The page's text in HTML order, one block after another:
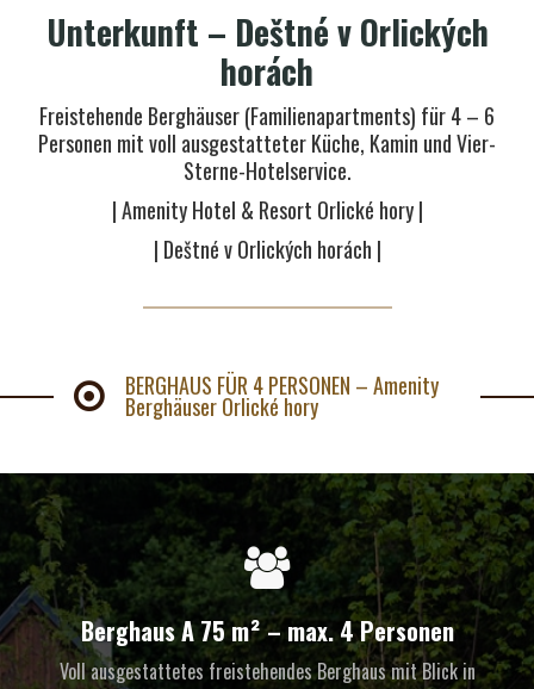
Unterkunft – Deštné v Orlických
horách
Freistehende Berghäuser (Familienapartments) für 4 – 6
Personen mit voll ausgestatteter Küche, Kamin und Vier-
Sterne-Hotelservice.
| Amenity Hotel & Resort Orlické hory |
| Deštné v Orlických horách |
BERGHAUS FÜR 4 PERSONEN – Amenity
Berghäuser Orlické hory
Berghaus A 75 m² – max. 4 Personen
Voll ausgestattetes freistehendes Berghaus mit Blick in